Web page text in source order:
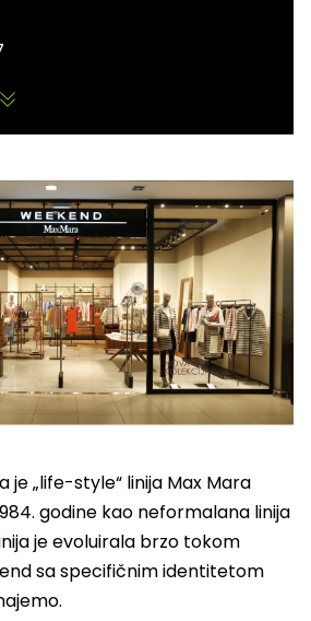
je „life-style“ linija Max Mara
godine kao neformalana linija
je evoluirala brzo tokom
sa specifičnim identitetom